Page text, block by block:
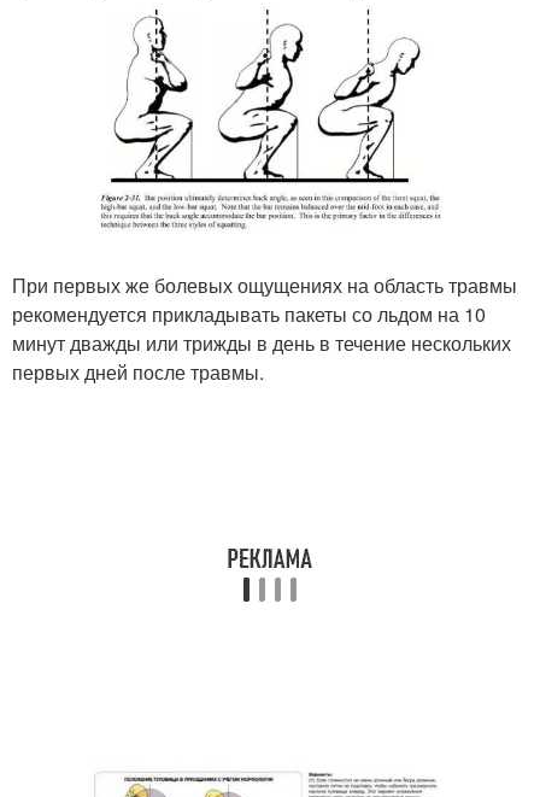
При первых же болевых ощущениях на область травмы
рекомендуется прикладывать пакеты со льдом на 10
минут дважды или трижды в день в течение нескольких
первых дней после травмы.